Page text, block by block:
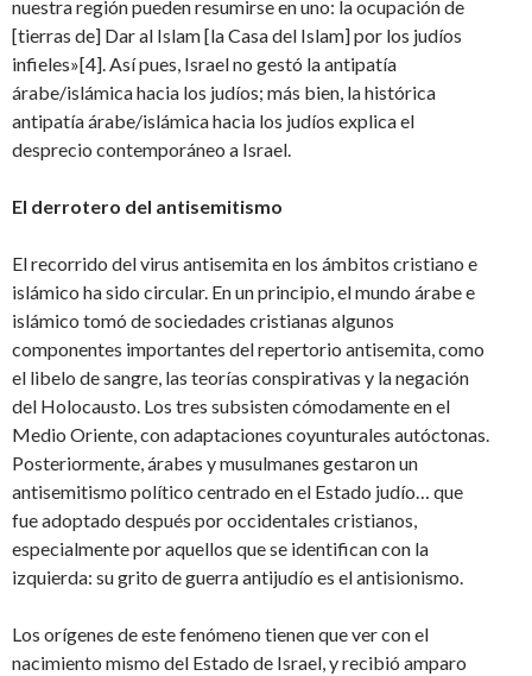
nuestra región pueden resumirse en uno: la ocupación de
[tierras de] Dar al Islam [la Casa del Islam] por los judíos
infieles»[4]. Así pues, Israel no gestó la antipatía
árabe/islámica hacia los judíos; más bien, la histórica
antipatía árabe/islámica hacia los judíos explica el
desprecio contemporáneo a Israel.
El derrotero del antisemitismo
El recorrido del virus antisemita en los ámbitos cristiano e
islámico ha sido circular. En un principio, el mundo árabe e
islámico tomó de sociedades cristianas algunos
componentes importantes del repertorio antisemita, como
el libelo de sangre, las teorías conspirativas y la negación
del Holocausto. Los tres subsisten cómodamente en el
Medio Oriente, con adaptaciones coyunturales autóctonas.
Posteriormente, árabes y musulmanes gestaron un
antisemitismo político centrado en el Estado judío… que
fue adoptado después por occidentales cristianos,
especialmente por aquellos que se identifican con la
izquierda: su grito de guerra antijudío es el antisionismo.
Los orígenes de este fenómeno tienen que ver con el
nacimiento mismo del Estado de Israel, y recibió amparo